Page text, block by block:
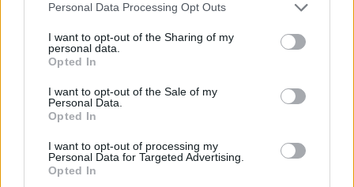
Personal Data Processing Opt Outs
I want to opt-out of the Sharing of my
personal data.
Opted In
I want to opt-out of the Sale of my
Personal Data.
Opted In
I want to opt-out of processing my
Personal Data for Targeted Advertising.
Opted In